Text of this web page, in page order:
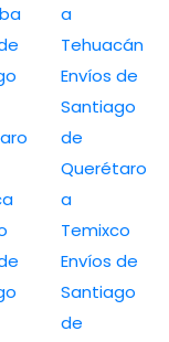
a
Tehuacán
Envíos de
Santiago
de
Querétaro
a
Temixco
Envíos de
Santiago
de